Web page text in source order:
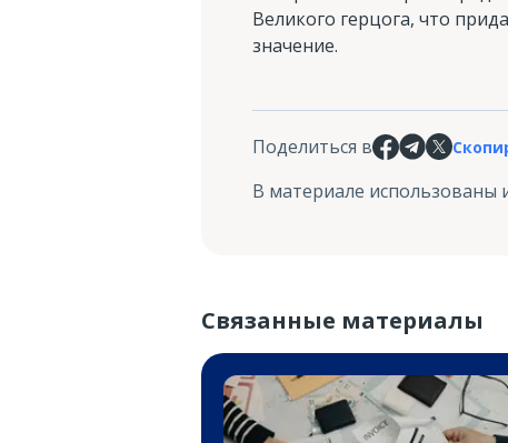
Великого герцога, что
значение.
Поделиться в
В материале использованы
Связанные материалы